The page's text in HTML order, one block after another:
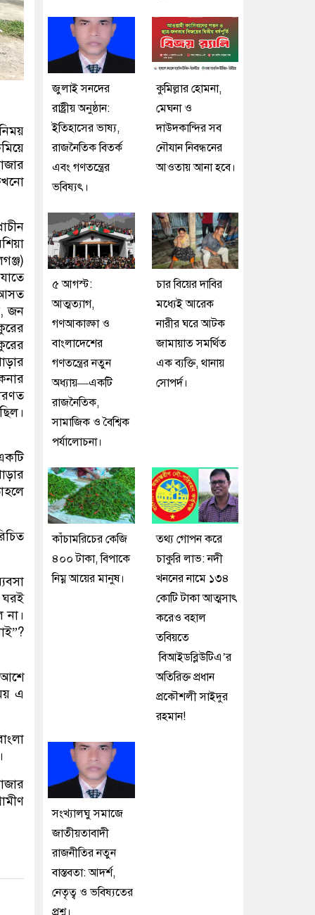
আসত
জন
ঘরই
না।
আশে
এ
জুলাই সনদের
রাষ্ট্রীয় অনুষ্ঠান:
ইতিহাসের ভাষ্য,
রাজনৈতিক বিতর্ক
এবং গণতন্ত্রের
ভবিষ্যৎ।
কুমিল্লার হোমনা,
মেঘনা ও
দাউদকান্দির সব
নৌযান নিবন্ধনের
আওতায় আনা হবে।
৫ আগস্ট:
আত্মত্যাগ,
গণআকাঙ্ক্ষা ও
বাংলাদেশের
গণতন্ত্রের নতুন
অধ্যায়—একটি
রাজনৈতিক,
সামাজিক ও বৈশ্বিক
পর্যালোচনা।
চার বিয়ের দাবির
মধ্যেই আরেক
নারীর ঘরে আটক
জামায়াত সমর্থিত
এক ব্যক্তি, থানায়
সোপর্দ।
কাঁচামরিচের কেজি
৪০০ টাকা, বিপাকে
নিম্ন আয়ের মানুষ।
তথ্য গোপন করে
চাকুরি লাভ: নদী
খননের নামে ১৩৪
কোটি টাকা আত্মসাৎ
করেও বহাল
তবিয়তে
বিআইডব্লিউটিএ’র
অতিরিক্ত প্রধান
প্রকৌশলী সাইদুর
রহমান!
সংখ্যালঘু সমাজে
জাতীয়তাবাদী
রাজনীতির নতুন
বাস্তবতা: আদর্শ,
নেতৃত্ব ও ভবিষ্যতের